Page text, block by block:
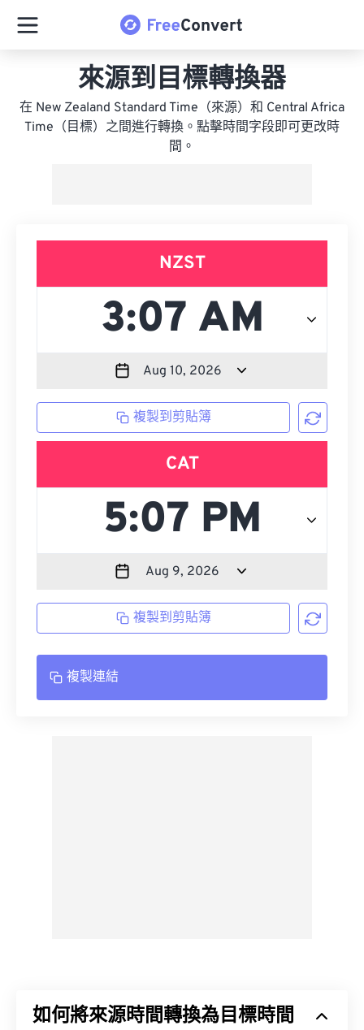
來源到目標轉換器
在 New Zealand Standard Time（來源）和 Central Africa
Time（目標）之間進行轉換。點擊時間字段即可更改時
間。
NZST
複製到剪貼簿
CAT
複製到剪貼簿
複製連結
如何將來源時間轉換為目標時間